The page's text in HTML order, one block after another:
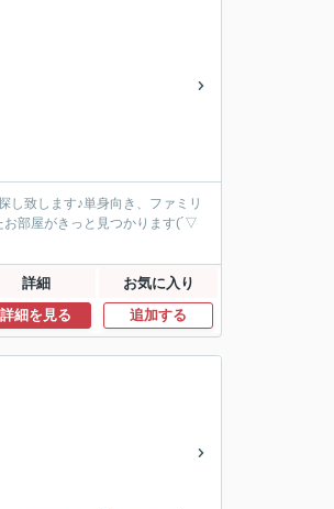
し致します♪単身向き、ファミリ
部屋がきっと見つかります(´▽
詳細 お気に入り
詳細を見る 追加する